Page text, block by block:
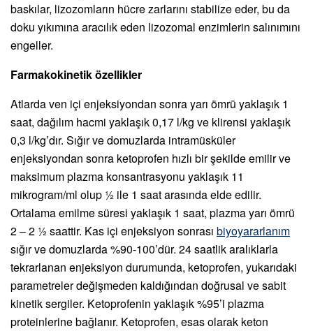
baskılar, lizozomların hücre zarlarını stabilize eder, bu da
doku yıkımına aracılık eden lizozomal enzimlerin salınımını
engeller.
Farmakokinetik özellikler
Atlarda ven içi enjeksiyondan sonra yarı ömrü yaklaşık 1
saat, dağılım hacmi yaklaşık 0,17 l/kg ve klirensi yaklaşık
0,3 l/kg’dır. Sığır ve domuzlarda intramüsküler
enjeksiyondan sonra ketoprofen hızlı bir şekilde emilir ve
maksimum plazma konsantrasyonu yaklaşık 11
mikrogram/ml olup ½ ile 1 saat arasında elde edilir.
Ortalama emilme süresi yaklaşık 1 saat, plazma yarı ömrü
2 – 2 ½ saattir. Kas içi enjeksiyon sonrası biyoyararlanım
sığır ve domuzlarda %90-100’dür. 24 saatlik aralıklarla
tekrarlanan enjeksiyon durumunda, ketoprofen, yukarıdaki
parametreler değişmeden kaldığından doğrusal ve sabit
kinetik sergiler. Ketoprofenin yaklaşık %95’i plazma
proteinlerine bağlanır. Ketoprofen, esas olarak keton